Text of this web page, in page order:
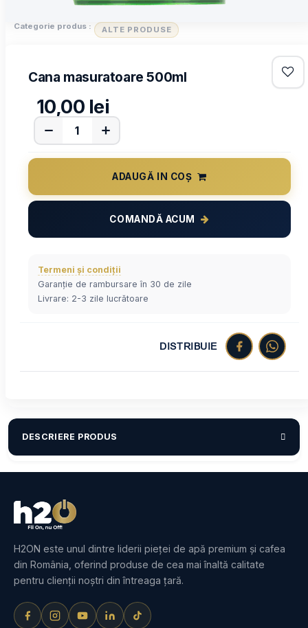
Categorie produs : ALTE PRODUSE
Cana masuratoare 500ml
10,00 lei
ADAUGĂ IN COȘ
COMANDĂ ACUM
Termeni și condiții
Garanție de rambursare în 30 de zile
Livrare: 2-3 zile lucrătoare
DISTRIBUIE
DESCRIERE PRODUS
H2ON este unul dintre liderii pieței de apă premium și cafea
din România, oferind produse de cea mai înaltă calitate
pentru clienții noștri din întreaga țară.